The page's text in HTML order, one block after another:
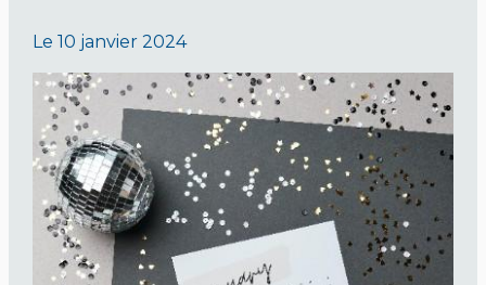
Le 10 janvier 2024